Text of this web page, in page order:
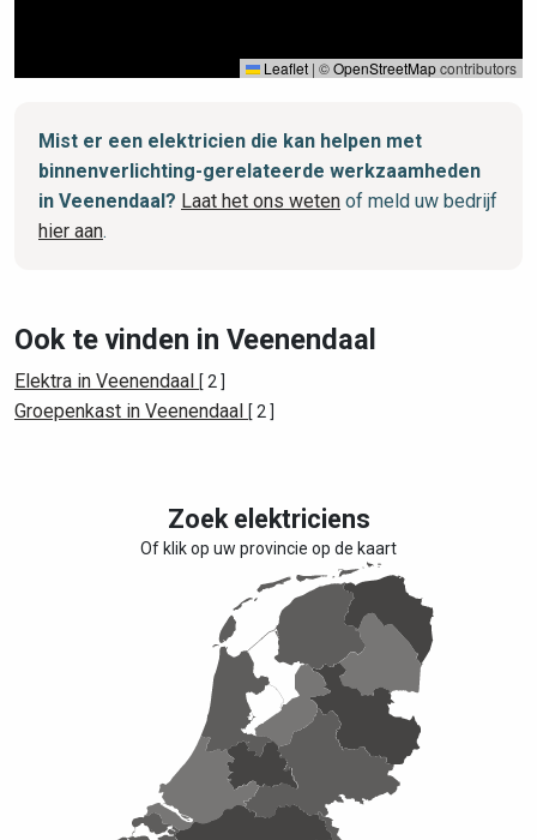
Leaflet | ©OpenStreetMapcontributors
Mist er een elektricien die kan helpen met
binnenverlichting-gerelateerde werkzaamheden
in Veenendaal? Laat het ons weten of meld uw bedrijf
hier aan.
Ook te vinden in Veenendaal
Elektra in Veenendaal [ 2 ]
Groepenkast in Veenendaal [ 2 ]
Zoek elektriciens
Of klik op uw provincie op de kaart